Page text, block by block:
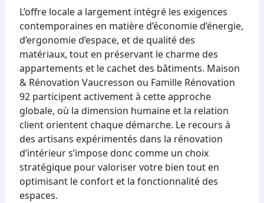
L’offre locale a largement intégré les exigences
contemporaines en matière d’économie d’énergie,
d’ergonomie d’espace, et de qualité des
matériaux, tout en préservant le charme des
appartements et le cachet des bâtiments. Maison
& Rénovation Vaucresson ou Famille Rénovation
92 participent activement à cette approche
globale, où la dimension humaine et la relation
client orientent chaque démarche. Le recours à
des artisans expérimentés dans la rénovation
d’intérieur s’impose donc comme un choix
stratégique pour valoriser votre bien tout en
optimisant le confort et la fonctionnalité des
espaces.